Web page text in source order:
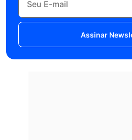
Assinar